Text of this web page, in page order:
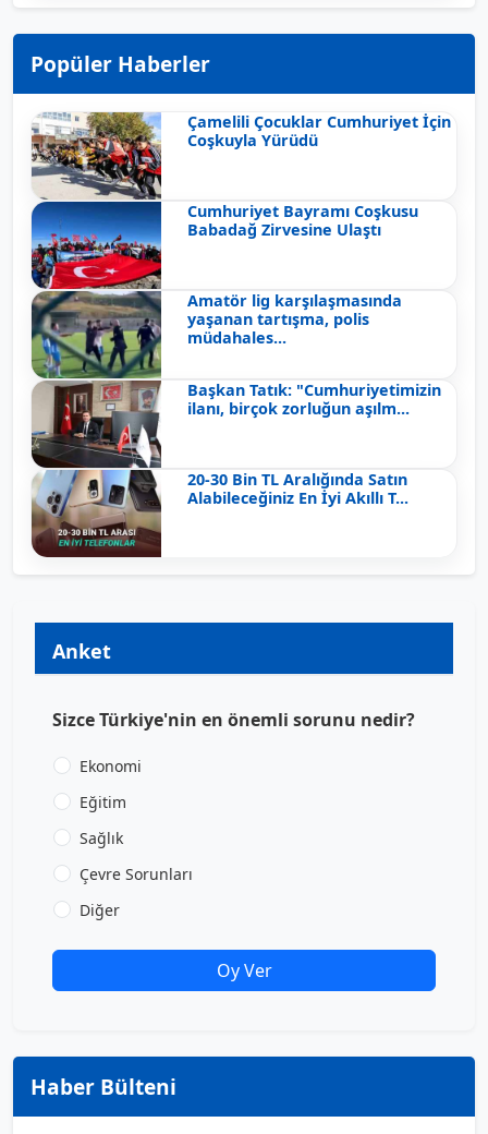
Popüler Haberler
Çamelili Çocuklar Cumhuriyet İçin
Coşkuyla Yürüdü
Cumhuriyet Bayramı Coşkusu
Babadağ Zirvesine Ulaştı
Amatör lig karşılaşmasında
yaşanan tartışma, polis
müdahales...
Başkan Tatık: "Cumhuriyetimizin
ilanı, birçok zorluğun aşılm...
20-30 Bin TL Aralığında Satın
Alabileceğiniz En İyi Akıllı T...
Anket
Sizce Türkiye'nin en önemli sorunu nedir?
Ekonomi
Eğitim
Sağlık
Çevre Sorunları
Diğer
Oy Ver
Haber Bülteni